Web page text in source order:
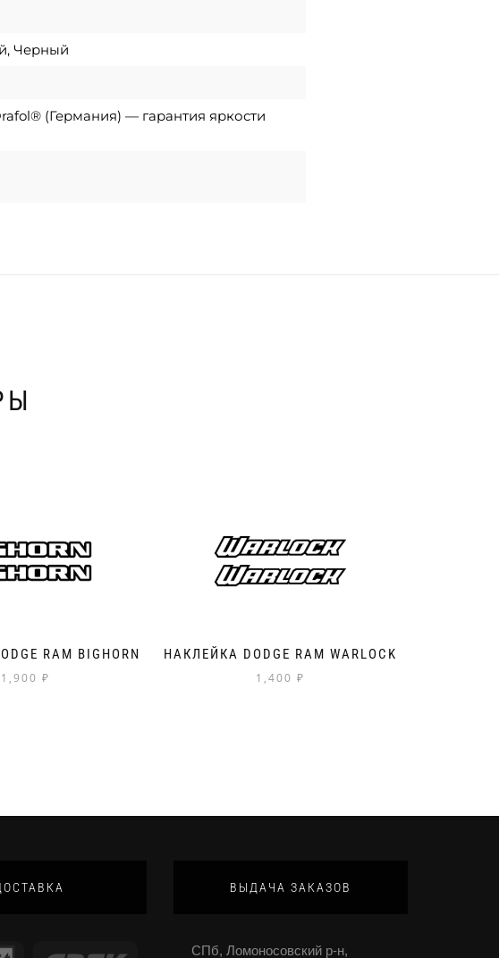
Черный
(Германия) — гарантия яркости
RAM BIGHORN
1,900 ₽
НАКЛЕЙКА DODGE RAM WARLOCK
1,400 ₽
ВЫДАЧА ЗАКАЗОВ
СПб, Ломоносовский р-н,